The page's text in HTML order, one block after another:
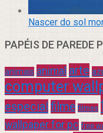
Nascer do sol
PAPÉIS DE PAREDE
animais animal arte
computer
especial filme filmes
wallpaper for pc free